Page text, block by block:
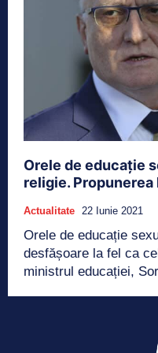
Orele de educație
religie.
Actualitate 22 Iunie 2021
Orele de educație
desfășoare la fel ca
ministrul educației,